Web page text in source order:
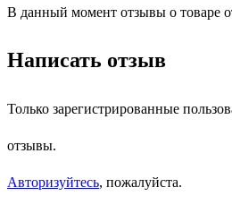
В данный момент отзывы о товаре
Написать отзыв
Только зарегистрированные
отзывы.
Авторизуйтесь, пожалуйста.